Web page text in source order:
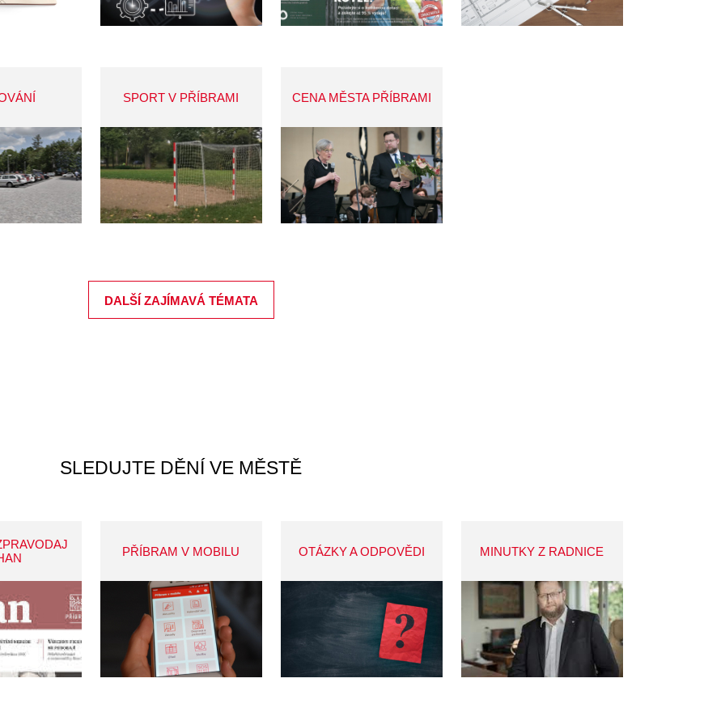
SPORT V PŘÍBRAMI CENA MĚSTA PŘÍBRAMI
DALŠÍ ZAJÍMAVÁ TÉMATA
SLEDUJTE DĚNÍ VE MĚSTĚ
PŘÍBRAM V MOBILU OTÁZKY A ODPOVĚDI MINUTKY Z RADNICE